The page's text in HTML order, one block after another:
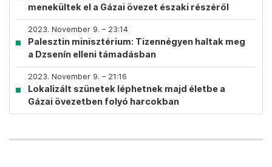
menekültek el a Gázai övezet északi részéről
2023. November 9. – 23:14
Palesztin minisztérium: Tizennégyen haltak meg
a Dzsenín elleni támadásban
2023. November 9. – 21:16
Lokalizált szünetek léphetnek majd életbe a
Gázai övezetben folyó harcokban